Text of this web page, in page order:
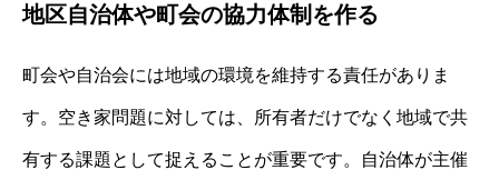
地区自治体や町会の協力体制を作る
町会や自治会には地域の環境を維持する責任がありま
す。空き家問題に対しては、所有者だけでなく地域で共
有する課題として捉えることが重要です。自治体が主催